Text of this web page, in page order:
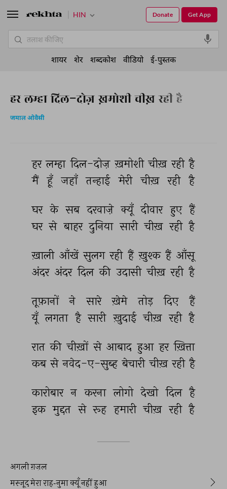
हर लम्हा दिल-दोज़ ख़मोशी चीख़ रही है
जमाल ओवैसी
हर लम्हा दिल-दोज़ ख़मोशी चीख़ रही है
मैं हूँ जहाँ तन्हाई मेरी चीख़ रही है
घर के सब दरवाज़े क्यूँ दीवार हुए हैं
घर से बाहर दुनिया सारी चीख़ रही है
ख़ाली आँखें सुलग रही हैं ख़ुश्क हैं आँसू
अंदर अंदर दिल की उदासी चीख़ रही है
तूफ़ानों ने सारे ख़ेमे तोड़ दिए
हैं
यूँ लगता है सारी ख़ुदाई चीख़ रही है
रात की चीख़ों से आबाद हुआ हर ख़ित्ता
कब से नवेद-ए-सुब्ह बेचारी चीख़ रही है
कारोबार न करना लोगो देखो दिल है
इक मुद्दत से रूह हमारी चीख़ रही है
अगली ग़ज़ल
मस्जूद मेरा राह-नुमा क्यूँ नहीं हुआ
HIN Get App
Donate
शायर शेर शब्दकोश वीडियो ई-पुस्तक